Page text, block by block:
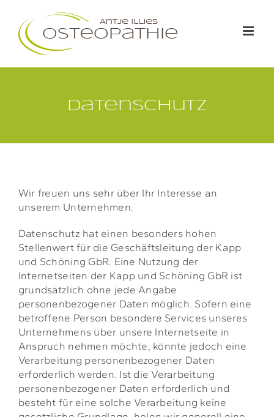
Inhalt
springen
Datenschutz
Wir freuen uns sehr über Ihr Interesse an
unserem Unternehmen.
Datenschutz hat einen besonders hohen
Stellenwert für die Geschäftsleitung der Kapp
und Schöning GbR. Eine Nutzung der
Internetseiten der Kapp und Schöning GbR ist
grundsätzlich ohne jede Angabe
personenbezogener Daten möglich. Sofern eine
betroffene Person besondere Services unseres
Unternehmens über unsere Internetseite in
Anspruch nehmen möchte, könnte jedoch eine
Verarbeitung personenbezogener Daten
erforderlich werden. Ist die Verarbeitung
personenbezogener Daten erforderlich und
besteht für eine solche Verarbeitung keine